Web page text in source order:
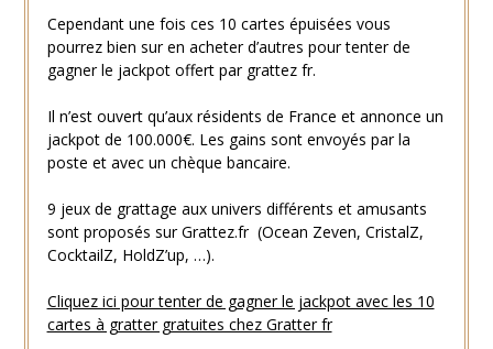
Cependant une fois ces 10 cartes épuisées vous
pourrez bien sur en acheter d’autres pour tenter de
gagner le jackpot offert par grattez fr.
Il n’est ouvert qu’aux résidents de France et annonce un
jackpot de 100.000€. Les gains sont envoyés par la
poste et avec un chèque bancaire.
9 jeux de grattage aux univers différents et amusants
sont proposés sur Grattez.fr (Ocean Zeven, CristalZ,
CocktailZ, HoldZ’up, …).
Cliquez ici pour tenter de gagner le jackpot avec les 10
cartes à gratter gratuites chez Gratter fr